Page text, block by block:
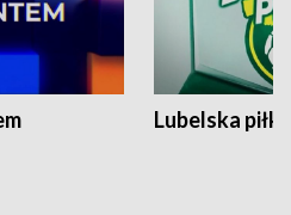
Lubelska piłka